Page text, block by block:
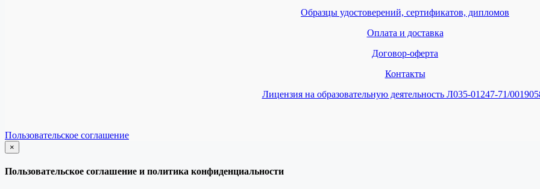
Образцы удостоверений, сертификатов, дипломов
Оплата и доставка
Договор-оферта
Контакты
Лицензия на образовательную деятельность Л035-01247-71/
Пользовательское соглашение
×
закрыть
Пользовательское соглашение и политика конфиденциальности